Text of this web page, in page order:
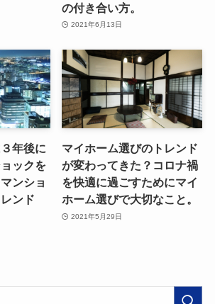
の付き合い方。
2021年6月13日
年後に
ックを
ンショ
ンド
マイホーム選びのトレンド
が変わってきた？コロナ禍
を快適に過ごすためにマイ
ホーム選びで大切なこと。
2021年5月29日